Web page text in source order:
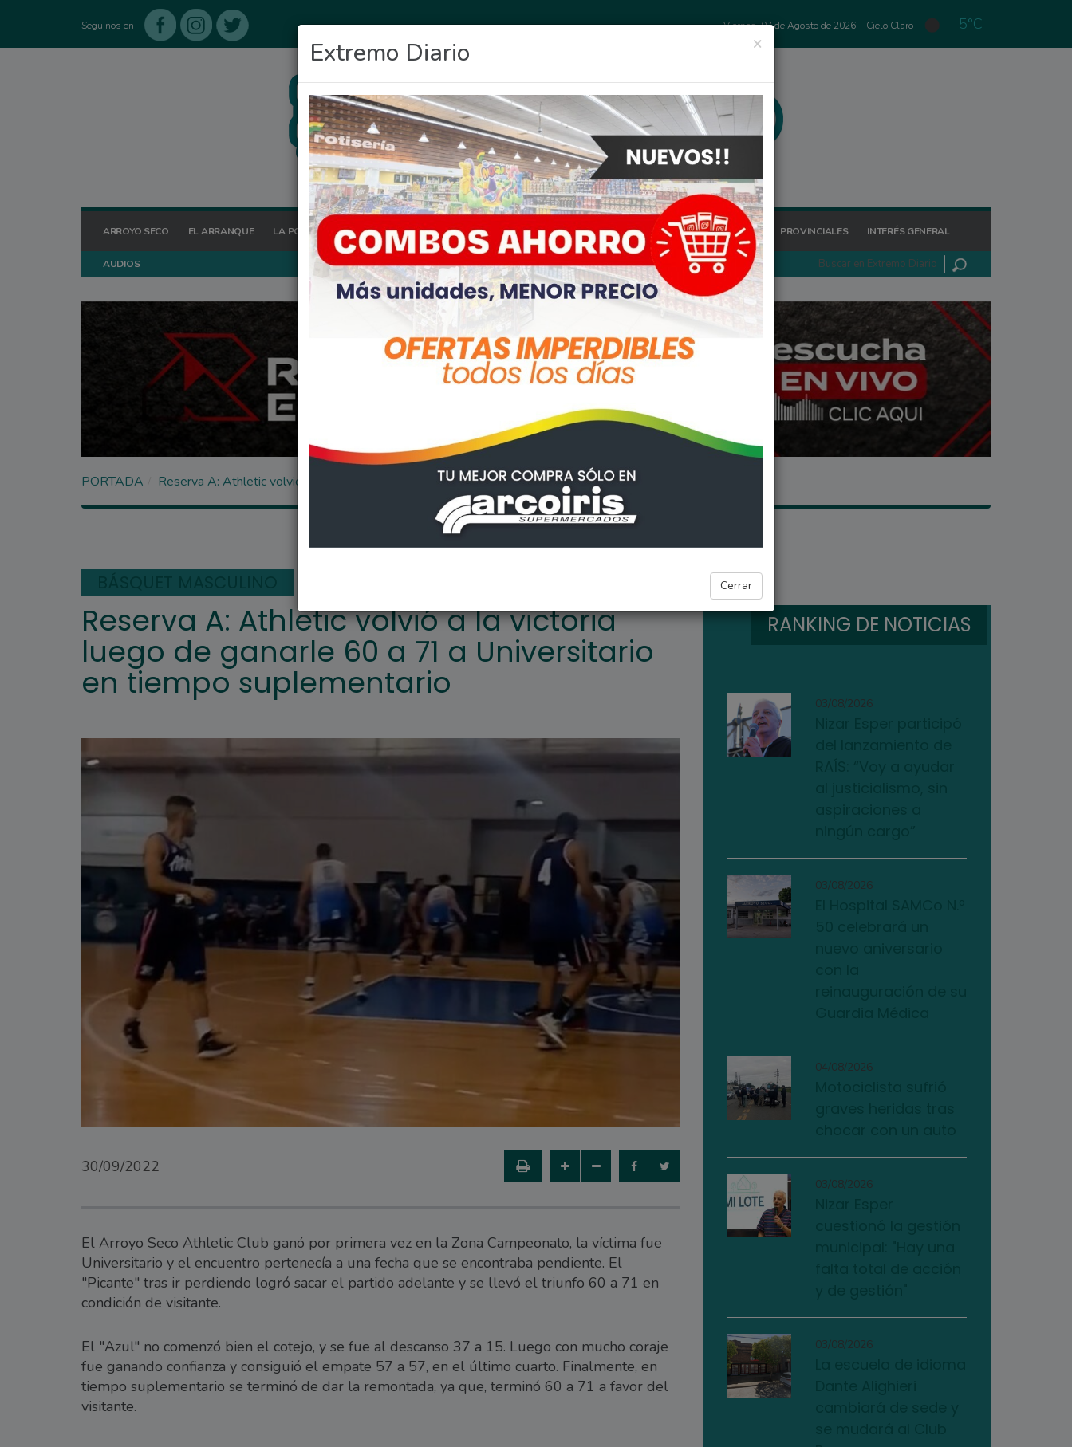
Seguinos en Viernes, 07 de Agosto de 2026 - Cielo Claro 5°C
ARROYO SECO EL ARRANQUE LA POSTA HOY OCIO DEPORTES FIGHIERA GENERAL LAGOS POLICIALES REGIONALES PROVINCIALES INTERÉS GENERAL
AUDIOS
×
Extremo Diario
Cerrar
PORTADA Reserva A: Athletic volvió a la victoria luego de ganarle 60 a 71 a Universitario en tiempo suplementario
DEPORTES
Reserva A: Athletic volvió a la victoria
luego de ganarle 60 a 71 a Universitario
en tiempo suplementario
30/09/2022
El Arroyo Seco Athletic Club ganó por primera vez en la Zona Campeonato, la víctima fue
Universitario y el encuentro pertenecía a una fecha que se encontraba pendiente. El
"Picante" tras ir perdiendo logró sacar el partido adelante y se llevó el triunfo 60 a 71 en
condición de visitante.
El "Azul" no comenzó bien el cotejo, y se fue al descanso 37 a 15. Luego con mucho coraje
fue ganando confianza y consiguió el empate 57 a 57, en el último cuarto. Finalmente, en
tiempo suplementario se terminó de dar la remontada, ya que, terminó 60 a 71 a favor del
visitante.
RANKING DE NOTICIAS
03/08/2026
03/08/2026
04/08/2026
03/08/2026
03/08/2026